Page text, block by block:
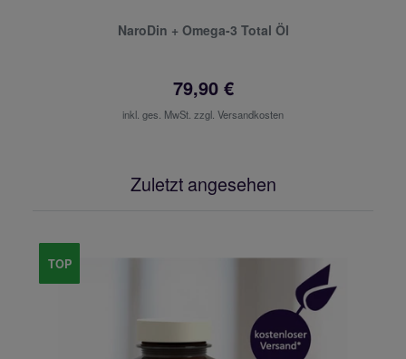
NaroDin + Omega-3 Total Öl
79,90 €
inkl. ges. MwSt. zzgl. Versandkosten
Zuletzt angesehen
TOP